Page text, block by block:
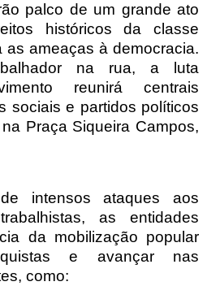
palco de um grande ato
históricos da classe
as ameaças à democracia.
na rua, a luta
reunirá centrais
sociais e partidos políticos
Praça Siqueira Campos,
intensos ataques aos
as entidades
da mobilização popular
e avançar nas
como: